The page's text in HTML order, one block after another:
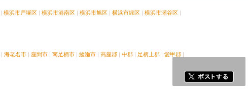
横浜市戸塚区 横浜市港南区 横浜市旭区 横浜市緑区
横浜市瀬谷区
海老名市 座間市 南足柄市 綾瀬市 高座郡 中郡 足柄上郡
愛甲郡